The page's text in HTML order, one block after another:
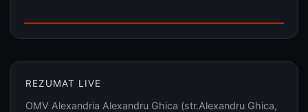
REZUMAT LIVE
OMV Alexandria Alexandru Ghica (str.Alexandru Ghica,